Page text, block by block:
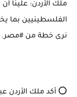
ملك ⁧‫الأردن‬⁩: علينا
الفلسطينيين بما
نرى خطة من ⁧‫#مصر‬⁩.
‏⭕️ أكد ملك الأردن